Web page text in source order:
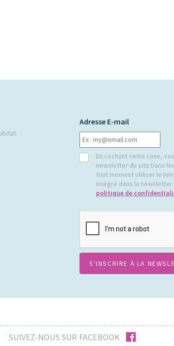
Adresse E-mail
RGPDEn cochant cette case,
newsletter du site Dans
tout moment utiliser le
intégré dans la
politique de
SUIVEZ-NOUS SUR FACEBOOK facebook